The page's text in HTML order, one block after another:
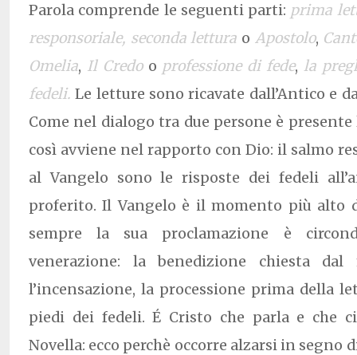
Parola comprende le seguenti parti: prima
responsoriale, seconda lettura o Apostolo,
Omelia, Il Credoo professione di fede, la
fedeli. Le letture sono ricavate dall’Antico e
Come nel dialogo tra due persone è presente
così avviene nel rapporto con Dio: il salmo
al Vangelo sono le risposte dei fedeli
proferito. Il Vangelo è il momento più alto
sempre la sua proclamazione è
venerazione: la benedizione chiesta dal
l’incensazione, la processione prima della
piedi dei fedeli. É Cristo che parla e che
Novella: ecco perchè occorre alzarsi in segno